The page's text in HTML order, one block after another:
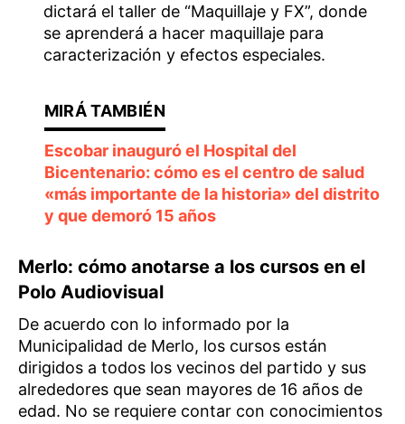
dictará el taller de “Maquillaje y FX”, donde
se aprenderá a hacer maquillaje para
caracterización y efectos especiales.
Escobar inauguró el Hospital del
Bicentenario: cómo es el centro de salud
«más importante de la historia» del distrito
y que demoró 15 años
Merlo: cómo anotarse a los cursos en el
Polo Audiovisual
De acuerdo con lo informado por la
Municipalidad de Merlo, los cursos están
dirigidos a todos los vecinos del partido y sus
alrededores que sean mayores de 16 años de
edad. No se requiere contar con conocimientos